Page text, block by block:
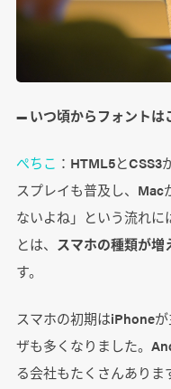
― いつ頃からフォントは
ぺちこ ：HTML5とCSS3
スプレイも普及し、Mac
ないよね」という流れに
とは、 スマホの種類が増
す。
スマホの初期はiPhone
ザも多くなりました。
る会社もたくさんあり